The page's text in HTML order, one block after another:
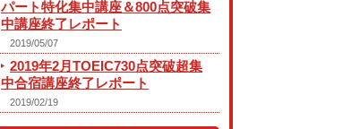
パート特化集中講座＆800点突破集
中講座終了レポート
2019/05/07
2019年2月TOEIC730点突破超集
中合宿講座終了レポート
2019/02/19